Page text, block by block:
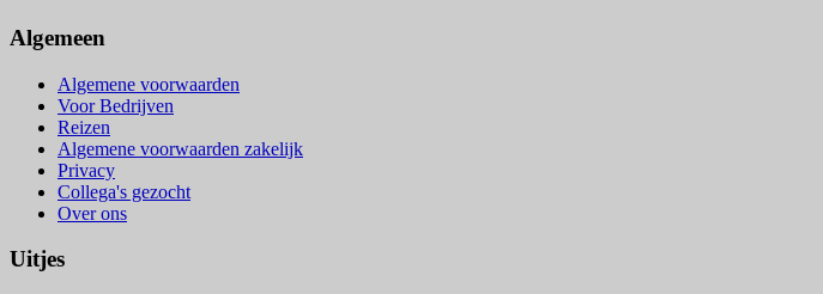
Algemeen
Algemene voorwaarden
Voor Bedrijven
Reizen
Algemene voorwaarden zakelijk
Privacy
Collega's gezocht
Over ons
Uitjes